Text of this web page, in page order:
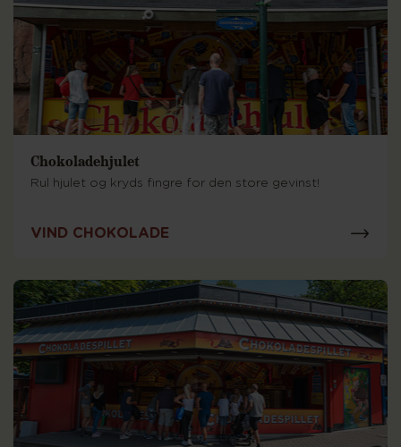
Chokoladehjulet
Rul hjulet og kryds fingre for den store gevinst!
VIND CHOKOLADE